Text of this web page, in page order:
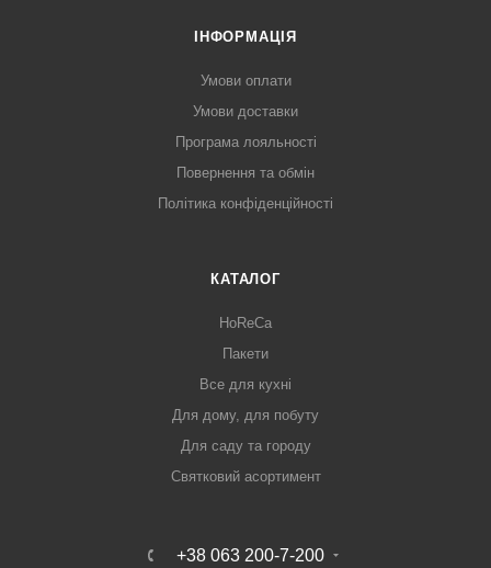
ІНФОРМАЦІЯ
Умови оплати
Умови доставки
Програма лояльності
Повернення та обмін
Політика конфіденційності
КАТАЛОГ
HoReCa
Пакети
Все для кухні
Для дому, для побуту
Для саду та городу
Святковий асортимент
+38 063 200-7-200